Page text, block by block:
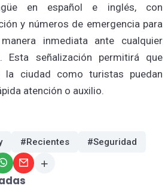
en español e inglés, con
y números de emergencia para
inmediata ante cualquier
Esta señalización permitirá que
la ciudad como turistas puedan
atención o auxilio.
#Recientes #Seguridad